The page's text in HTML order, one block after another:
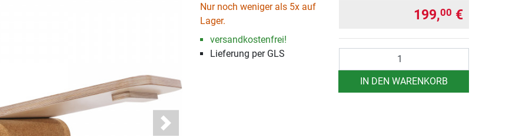
Next
Nur noch weniger als 5x auf
Lager.
versandkostenfrei!
Lieferung per GLS
199,00 €
IN DEN WARENKORB